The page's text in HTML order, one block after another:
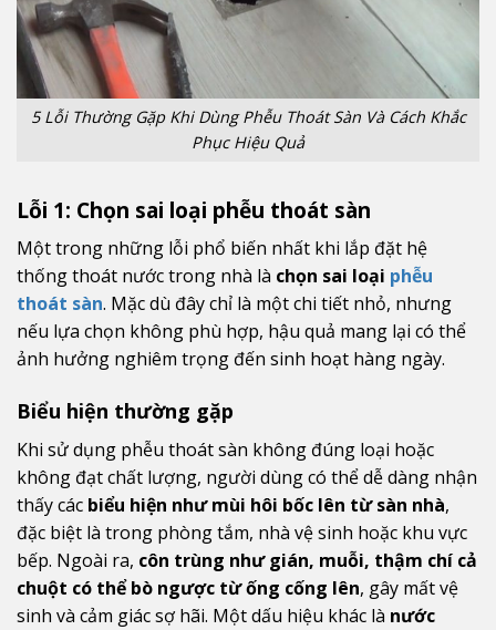
5 Lỗi Thường Gặp Khi Dùng Phễu Thoát Sàn Và Cách Khắc
Phục Hiệu Quả
Lỗi 1: Chọn sai loại phễu thoát sàn
Một trong những lỗi phổ biến nhất khi lắp đặt hệ
thống thoát nước trong nhà là chọn sai loại phễu
thoát sàn. Mặc dù đây chỉ là một chi tiết nhỏ, nhưng
nếu lựa chọn không phù hợp, hậu quả mang lại có thể
ảnh hưởng nghiêm trọng đến sinh hoạt hàng ngày.
Biểu hiện thường gặp
Khi sử dụng phễu thoát sàn không đúng loại hoặc
không đạt chất lượng, người dùng có thể dễ dàng nhận
thấy các biểu hiện như mùi hôi bốc lên từ sàn nhà,
đặc biệt là trong phòng tắm, nhà vệ sinh hoặc khu vực
bếp. Ngoài ra, côn trùng như gián, muỗi, thậm chí cả
chuột có thể bò ngược từ ống cống lên, gây mất vệ
sinh và cảm giác sợ hãi. Một dấu hiệu khác là nước